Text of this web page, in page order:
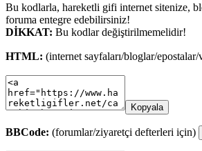
Bu kodlarla, hareketli gifi internet sitenize,
foruma entegre edebilirsiniz!
DİKKAT: Bu kodlar değiştirilmemelidir!
HTML: (internet sayfaları/bloglar/
Kopyala
BBCode: (forumlar/ziyaretçi defterleri için)